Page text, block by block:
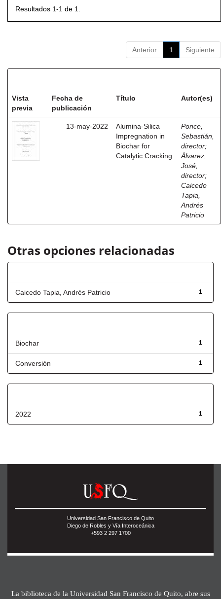
Resultados 1-1 de 1.
Anterior 1 Siguiente
Vista
previa
Fecha de
publicación
Título Autor(es)
13-may-2022
Alumina-Silica
Impregnation in
Biochar for
Catalytic Cracking
Ponce,
Sebastián,
director;
Álvarez,
José,
director;
Caicedo
Tapia,
Andrés
Patricio
Otras opciones relacionadas
1
Caicedo Tapia, Andrés Patricio
1
Biochar
1
Conversión
1
2022
Universidad San Francisco de Quito
Diego de Robles y Vía Interoceánica
+593 2 297 1700
La biblioteca de la Universidad San Francisco de Quito, abre sus